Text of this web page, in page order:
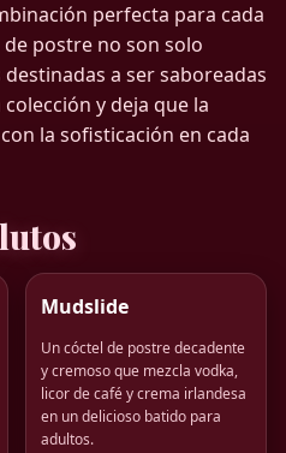
perfecta para cada
postre no son solo
a ser saboreadas
y deja que la
la sofisticación en cada
Mudslide
Un cóctel de postre decadente
y cremoso que mezcla vodka,
licor de café y crema irlandesa
en un delicioso batido para
adultos.